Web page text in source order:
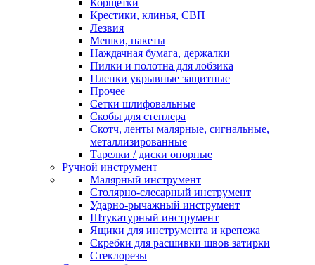
Корщетки
Крестики, клинья, СВП
Лезвия
Мешки, пакеты
Наждачная бумага, держалки
Пилки и полотна для лобзика
Пленки укрывные защитные
Прочее
Сетки шлифовальные
Скобы для степлера
Скотч, ленты малярные, сигнальные,
металлизированные
Тарелки / диски опорные
Ручной инструмент
Малярный инструмент
Столярно-слесарный инструмент
Ударно-рычажный инструмент
Штукатурный инструмент
Ящики для инструмента и крепежа
Скребки для расшивки швов затирки
Стеклорезы